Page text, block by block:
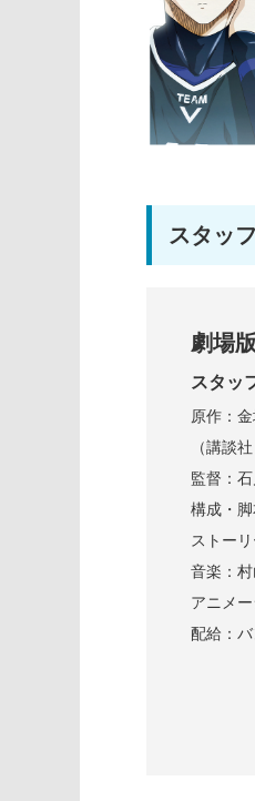
スタッ
劇場
スタッ
原作：
（講談
監督：
構成・
ストー
音楽：
アニメ
配給：